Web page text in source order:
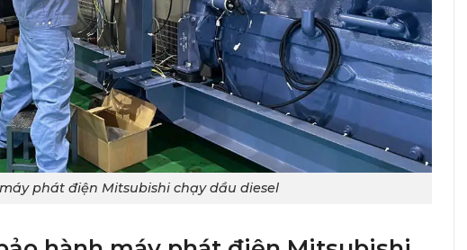
phát điện Mitsubishi chạy dầu diesel